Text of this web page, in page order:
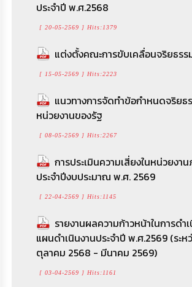
ประจำปี พ.ศ.2568
[ 20-05-2569 ] Hits:1379
แต่งตั้งคณะการขับเคลื่อนจริยธรร
[ 15-05-2569 ] Hits:2223
แนวทางการจัดทำข้อกำหนดจริยธ
หน่วยงานของรัฐ
[ 08-05-2569 ] Hits:2267
การประเมินความเสี่ยงในหน่วยงา
ประจำปีงบประมาณ พ.ศ. 2569
[ 22-04-2569 ] Hits:1145
รายงานผลความก้าวหน้าในการดำ
แผนดำเนินงานประจำปี พ.ศ.2569 (ระห
ตุลาคม 2568 - มีนาคม 2569)
[ 03-04-2569 ] Hits:1161